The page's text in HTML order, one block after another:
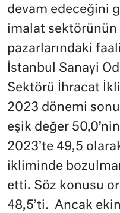
devam edeceğini
imalat sektörünün
pazarlarındaki
İstanbul Sanayi
Sektörü İhracat
2023 dönemi
eşik değer
2023’te 49,5
ikliminde
etti. Söz konusu
48,5’ti. Ancak